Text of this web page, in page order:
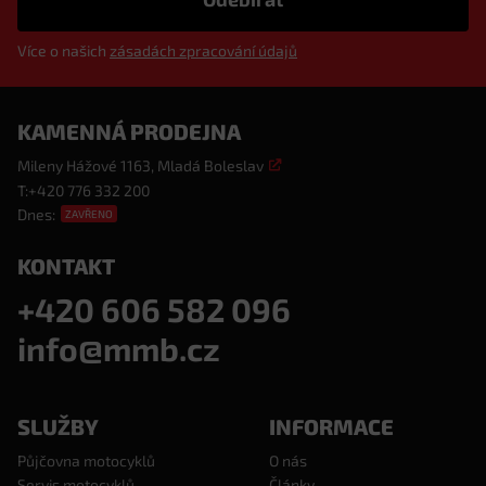
Více o našich zásadách zpracování údajů
SLUŽBY
Půjčovna motocyklů
INFORMACE
O nás
KAMENNÁ PRODEJNA
Mileny Hážové 1163, Mladá Boleslav
T:+420 776 332 200
Dnes:
ZAVŘENO
KONTAKT
+420 606 582 096
info@mmb.cz